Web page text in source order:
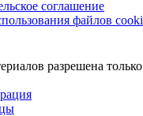
соглашение
файлов
разрешена